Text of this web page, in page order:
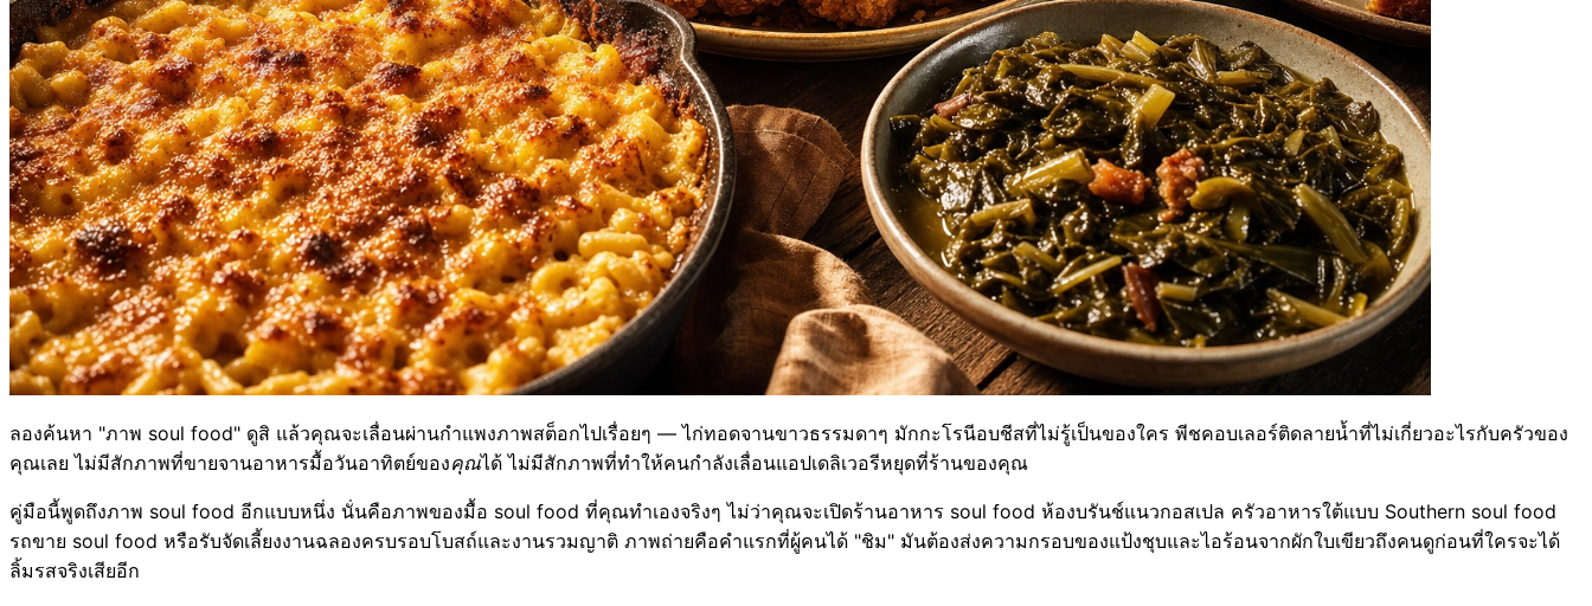
ลองค้นหา "ภาพ soul food" ดูสิ แล้วคุณจะเลื่อนผ่านกำแพงภาพสต็อกไปเรื่อยๆ — ไก่ทอดจานขาวธรรมดาๆ มักกะโรนีอบชีสที่ไม่รู้เป็นของใคร พีชคอบเลอร์ติดลายน้ำที่ไม่เกี่ยวอะไรกับครัวของ
คุณเลย ไม่มีสักภาพที่ขายจานอาหารมื้อวันอาทิตย์ของคุณได้ ไม่มีสักภาพที่ทำให้คนกำลังเลื่อนแอปเดลิเวอรีหยุดที่ร้านของคุณ
คู่มือนี้พูดถึงภาพ soul food อีกแบบหนึ่ง นั่นคือภาพของมื้อ soul food ที่คุณทำเองจริงๆ ไม่ว่าคุณจะเปิดร้านอาหาร soul food ห้องบรันช์แนวกอสเปล ครัวอาหารใต้แบบ Southern soul food
รถขาย soul food หรือรับจัดเลี้ยงงานฉลองครบรอบโบสถ์และงานรวมญาติ ภาพถ่ายคือคำแรกที่ผู้คนได้ "ชิม" มันต้องส่งความกรอบของแป้งชุบและไอร้อนจากผักใบเขียวถึงคนดูก่อนที่ใครจะได้
ลิ้มรสจริงเสียอีก